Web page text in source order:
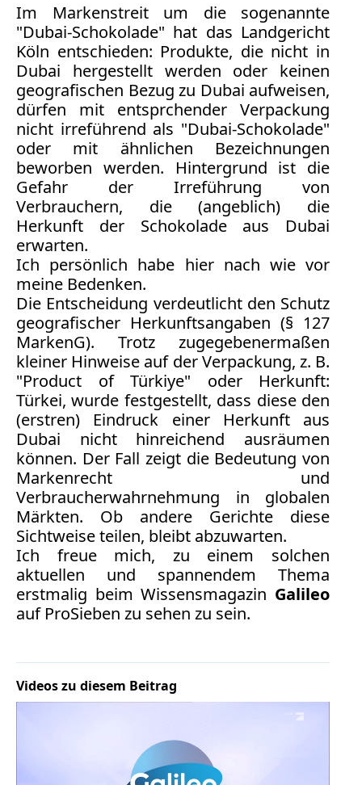
Im Markenstreit um die sogenannte
"Dubai-Schokolade" hat das Landgericht
Köln entschieden: Produkte, die nicht in
Dubai hergestellt werden oder keinen
geografischen Bezug zu Dubai aufweisen,
dürfen mit entsprchender Verpackung
nicht irreführend als "Dubai-Schokolade"
oder mit ähnlichen Bezeichnungen
beworben werden. Hintergrund ist die
Gefahr der Irreführung von
Verbrauchern, die (angeblich) die
Herkunft der Schokolade aus Dubai
erwarten.
Ich persönlich habe hier nach wie vor
meine Bedenken.
Die Entscheidung verdeutlicht den Schutz
geografischer Herkunftsangaben (§ 127
MarkenG). Trotz zugegebenermaßen
kleiner Hinweise auf der Verpackung, z. B.
"Product of Türkiye" oder Herkunft:
Türkei, wurde festgestellt, dass diese den
(erstren) Eindruck einer Herkunft aus
Dubai nicht hinreichend ausräumen
können. Der Fall zeigt die Bedeutung von
Markenrecht und
Verbraucherwahrnehmung in globalen
Märkten. Ob andere Gerichte diese
Sichtweise teilen, bleibt abzuwarten.
Ich freue mich, zu einem solchen
aktuellen und spannendem Thema
erstmalig beim Wissensmagazin Galileo
auf ProSieben zu sehen zu sein.
Videos zu diesem Beitrag
Medienauftritte 2019
Medienauftritte 2018
Medienauftritte 2017
Medienauftritte 2016
Medienauftritte 2015
Medienauftritte 2014
Medienauftritte 2013
Medienauftritte 2012
Medienauftritte 2011
Medienauftritte 2010
Medienauftritte 2009
Medienauftritte 2008
Medienauftritte 2007
Medienauftritte 2006
Medienauftritte 2005
Medienauftritte 2004
Medienauftritte 2003
Medienauftritte 2002
Medienauftritte 2000